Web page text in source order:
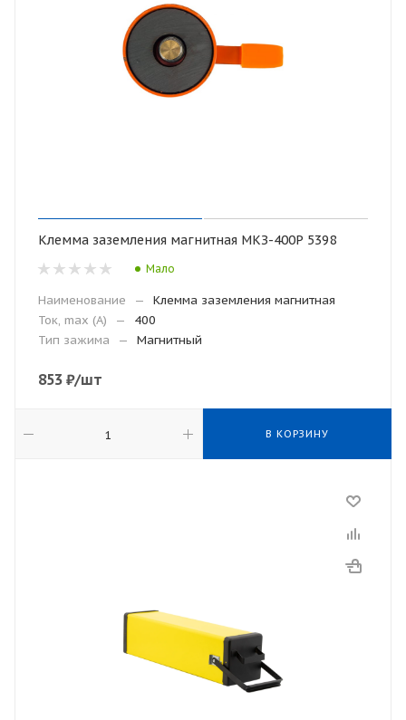
Клемма заземления магнитная МКЗ-400Р 5398
Мало
Наименование —
Клемма заземления магнитная
Ток, max (А)
—
400
Тип зажима
— Магнитный
853 ₽/шт
В КОРЗИНУ